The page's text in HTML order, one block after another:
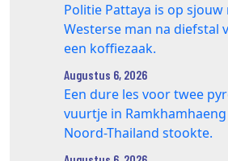
Politie Pattaya is op sjouw
Westerse man na diefstal
een koffiezaak.
Augustus 6, 2026
Een dure les voor twee
vuurtje in
Noord-Thailand stookte.